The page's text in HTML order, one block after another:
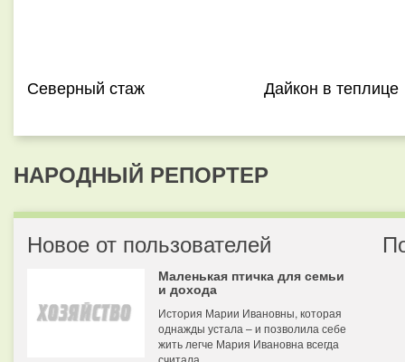
Северный стаж Дайкон в теплице
НАРОДНЫЙ РЕПОРТЕР
Новое от пользователей
Маленькая птичка для семьи
и дохода
История Марии Ивановны, которая
однажды устала – и позволила себе
жить легче Мария Ивановна всегда
считала...